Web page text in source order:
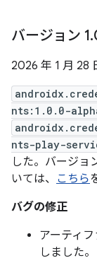
バージョン 1.
2026 年 1 月 28
nts:1.0.0-
nts-play-
した。バージョ
いては、 こちら
バグの修正
アーティ
しました